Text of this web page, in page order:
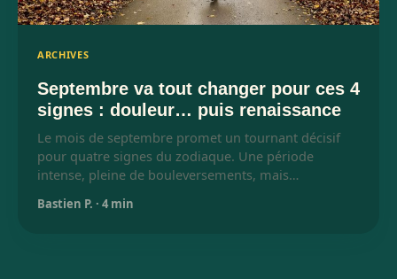
ARCHIVES
Septembre va tout changer pour ces 4
signes : douleur… puis renaissance
Le mois de septembre promet un tournant décisif
pour quatre signes du zodiaque. Une période
intense, pleine de bouleversements, mais…
Bastien P. · 4 min